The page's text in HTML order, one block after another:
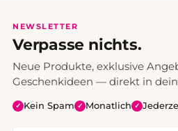
NEWSLETTER
Verpasse nichts.
Neue Produkte, exklusive
Geschenkideen — direkt in
✓ Kein Spam ✓ Monatlich ✓